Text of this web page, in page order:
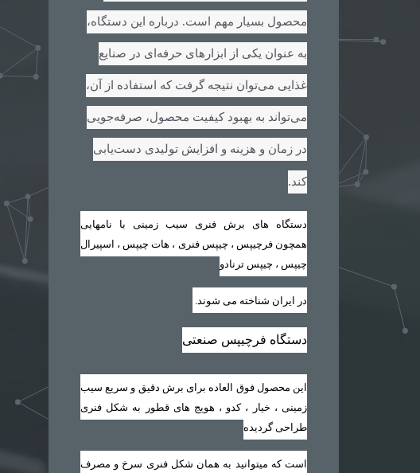
محصول بسیار مهم است. درباره این دستگاه،
به عنوان یکی از ابزارهای حرفه‌ای در صنایع
غذایی می‌توان نتیجه گرفت که استفاده از آن،
می‌تواند به بهبود کیفیت محصول، صرفه‌جویی
در زمان و هزینه و افزایش تولیدی دست‌یابی
کند.
دستگاه های برش فنری سیب زمینی با نامهایی
همچون فرچیپس ، چیپس فنری ، هات چیپس ، اسپیرال
چیپس ، چیپس ترنادو
در ایران شناخته می شوند.
دستگاه فرچیپس صنعتی
این محصول فوق العاده برای برش دقیق و سریع سیب
زمینی ، خیار ، کدو ، هویج های قطور به شکل فنری
طراحی گردیده
است که میتوانید به همان شکل فنری سرخ و مصرف